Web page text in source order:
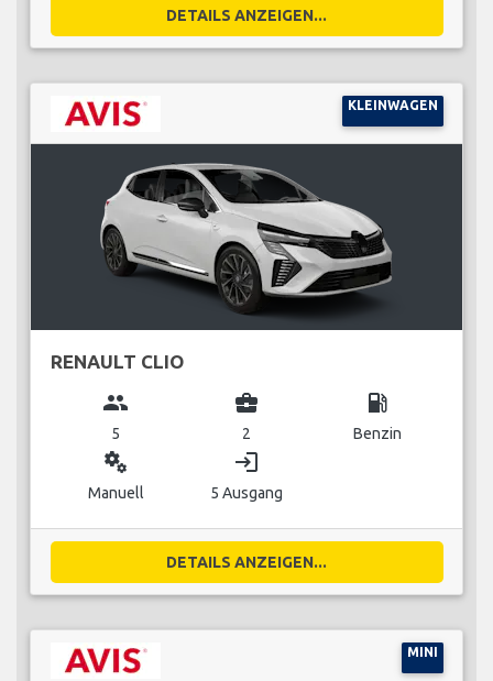
DETAILS ANZEIGEN...
KLEINWAGEN
RENAULT CLIO
group
5
business_center
2
local_gas_station
Benzin
miscellaneous_services
Manuell
login
5 Ausgang
DETAILS ANZEIGEN...
MINI